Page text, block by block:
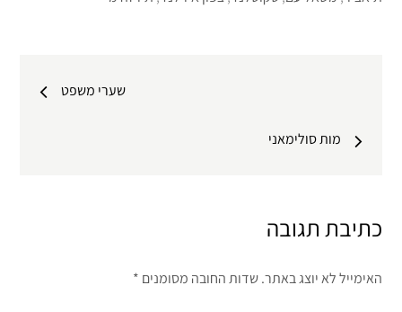
שערי משפט
מות סולימאני
כתיבת תגובה
האימייל לא יוצג באתר. שדות החובה מסומנים *